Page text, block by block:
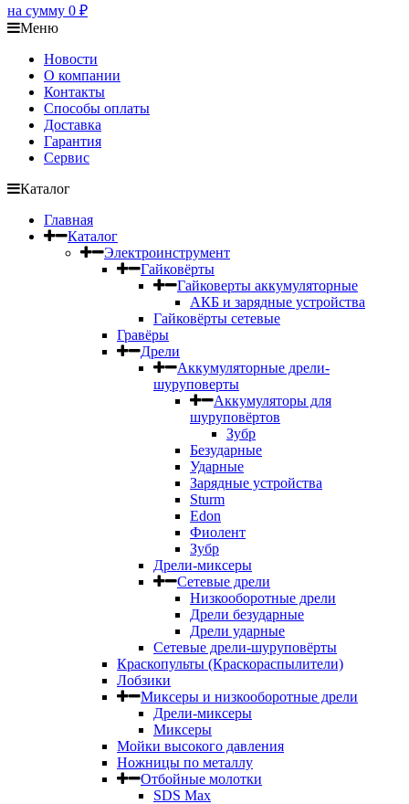
на сумму 0 ₽
Меню
Новости
О компании
Контакты
Способы оплаты
Доставка
Гарантия
Сервис
Каталог
Главная
Каталог
Электроинструмент
Гайковёрты
Гайковерты аккумуляторные
АКБ и зарядные устройства
Гайковёрты сетевые
Гравёры
Дрели
Аккумуляторные дрели-
шуруповерты
Аккумуляторы для
шуруповёртов
Зубр
Безударные
Ударные
Зарядные устройства
Sturm
Edon
Фиолент
Зубр
Дрели-миксеры
Сетевые дрели
Низкооборотные дрели
Дрели безударные
Дрели ударные
Сетевые дрели-шуруповёрты
Краскопульты (Краскораспылители)
Лобзики
Миксеры и низкооборотные дрели
Дрели-миксеры
Миксеры
Мойки высокого давления
Ножницы по металлу
Отбойные молотки
SDS Max